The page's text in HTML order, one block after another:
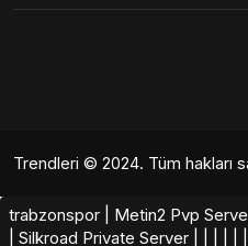
Trendleri © 2024. Tüm hakları
trabzonspor Metin2 Pvp
Silkroad Private Server​